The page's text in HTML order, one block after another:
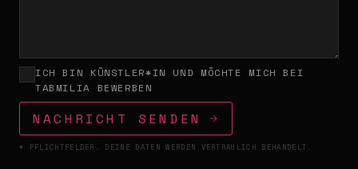
ICH BIN KÜNSTLER*IN UND MÖCHTE MICH BEI
TABMILIA BEWERBEN
NACHRICHT SENDEN
* PFLICHTFELDER. DEINE DATEN WERDEN VERTRAULICH BEHANDELT.